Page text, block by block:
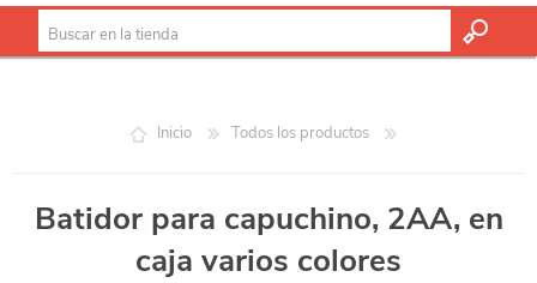
Inicio Todos los productos
Batidor para capuchino, 2AA, en
caja varios colores